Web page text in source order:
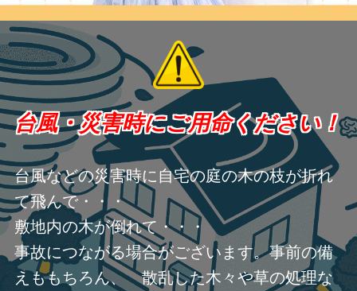
台風・災害時にご用命ください！
台風などの災害時に自宅の庭の木の枝が折れ
て飛んで・・・
敷地内の木が倒れて・・・
事故につながる場合がございます。事前の備
えももちろん、 散乱した木々や草の処理な